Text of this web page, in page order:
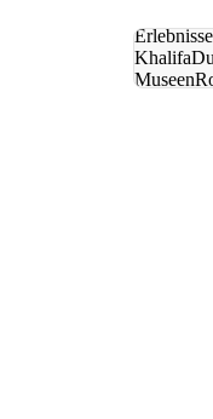
Khalifa
Museen